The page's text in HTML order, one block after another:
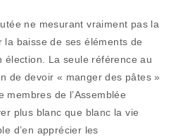
ne mesurant vraiment pas la
baisse de ses éléments de
élection. La seule référence au
de devoir « manger des pâtes »
de l’Assemblée
plus blanc que blanc la vie
d’en apprécier les